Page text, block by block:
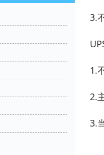
3.
1.
2.
3.